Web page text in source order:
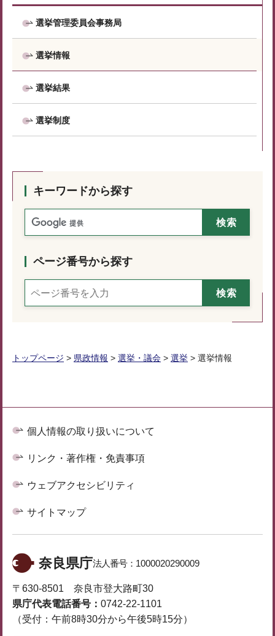
選挙管理委員会事務局
選挙情報
選挙結果
選挙制度
キーワードから探す
ページ番号から探す
トップページ > 県政情報 > 選挙・議会 > 選挙 > 選挙情報
個人情報の取り扱いについて
リンク・著作権・免責事項
ウェブアクセシビリティ
サイトマップ
奈良県庁法人番号： 1000020290009
〒630-8501 奈良市登大路町30
県庁代表電話番号： 0742-22-1101
（受付：午前8時30分から午後5時15分）